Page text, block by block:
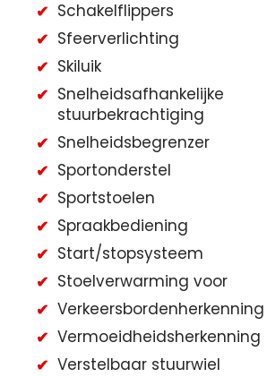
Schakelflippers
Sfeerverlichting
Skiluik
Snelheidsafhankelijke
stuurbekrachtiging
Snelheidsbegrenzer
Sportonderstel
Sportstoelen
Spraakbediening
Start/stopsysteem
Stoelverwarming voor
Verkeersbordenherkenning
Vermoeidheidsherkenning
Verstelbaar stuurwiel